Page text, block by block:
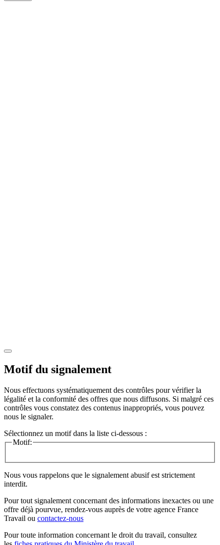
Motif du signalement
Nous effectuons systématiquement des contrôles pour vérifier la
légalité et la conformité des offres que nous diffusons. Si malgré ces
contrôles vous constatez des contenus inappropriés, vous pouvez
nous le signaler.
Sélectionnez un motif dans la liste ci-dessous :
Motif:
Nous vous rappelons que le signalement abusif est strictement
interdit.
Pour tout signalement concernant des informations inexactes ou une
offre déjà pourvue, rendez-vous auprès de votre agence France
Travail ou contactez-nous
Pour toute information concernant le droit du travail, consultez